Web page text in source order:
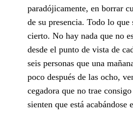
paradójicamente, en borrar
de su presencia. Todo lo que
cierto. No hay nada que no
desde el punto de vista de
seis personas que una
poco después de las ocho,
cegadora que no trae
sienten que está acabándose